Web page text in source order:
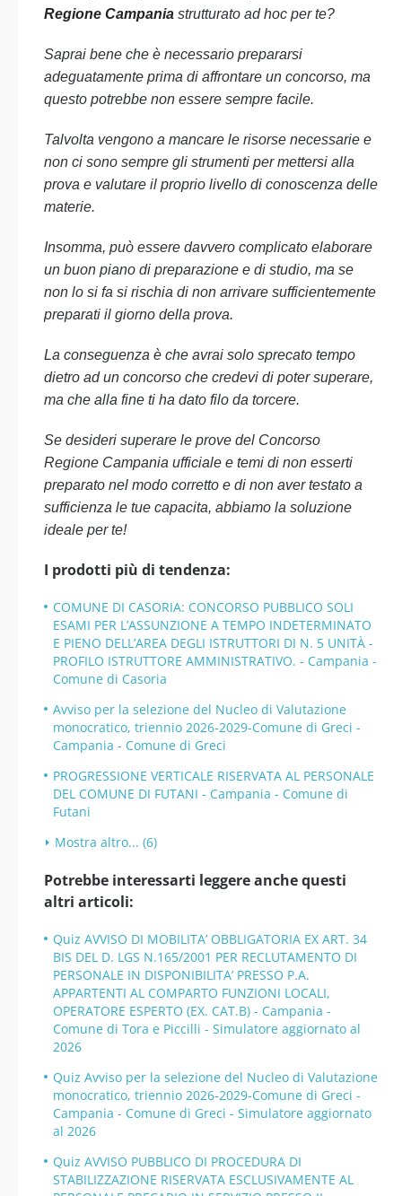
Regione Campania strutturato ad hoc per te?
Saprai bene che è necessario prepararsi
adeguatamente prima di affrontare un concorso, ma
questo potrebbe non essere sempre facile.
Talvolta vengono a mancare le risorse necessarie e
non ci sono sempre gli strumenti per mettersi alla
prova e valutare il proprio livello di conoscenza delle
materie.
Insomma, può essere davvero complicato elaborare
un buon piano di preparazione e di studio, ma se
non lo si fa si rischia di non arrivare sufficientemente
preparati il giorno della prova.
La conseguenza è che avrai solo sprecato tempo
dietro ad un concorso che credevi di poter superare,
ma che alla fine ti ha dato filo da torcere.
Se desideri superare le prove del Concorso
Regione Campania ufficiale e temi di non esserti
preparato nel modo corretto e di non aver testato a
sufficienza le tue capacita, abbiamo la soluzione
ideale per te!
I prodotti più di tendenza:
COMUNE DI CASORIA: CONCORSO PUBBLICO SOLI
ESAMI PER L’ASSUNZIONE A TEMPO INDETERMINATO
E PIENO DELL’AREA DEGLI ISTRUTTORI DI N. 5 UNITÀ -
PROFILO ISTRUTTORE AMMINISTRATIVO. - Campania -
Comune di Casoria
Avviso per la selezione del Nucleo di Valutazione
monocratico, triennio 2026-2029-Comune di Greci -
Campania - Comune di Greci
PROGRESSIONE VERTICALE RISERVATA AL PERSONALE
DEL COMUNE DI FUTANI - Campania - Comune di
Futani
Mostra altro... (6)
Potrebbe interessarti leggere anche questi
altri articoli:
Quiz AVVISO DI MOBILITA’ OBBLIGATORIA EX ART. 34
BIS DEL D. LGS N.165/2001 PER RECLUTAMENTO DI
PERSONALE IN DISPONIBILITA’ PRESSO P.A.
APPARTENTI AL COMPARTO FUNZIONI LOCALI,
OPERATORE ESPERTO (EX. CAT.B) - Campania -
Comune di Tora e Piccilli - Simulatore aggiornato al
2026
Quiz Avviso per la selezione del Nucleo di Valutazione
monocratico, triennio 2026-2029-Comune di Greci -
Campania - Comune di Greci - Simulatore aggiornato
al 2026
Quiz AVVISO PUBBLICO DI PROCEDURA DI
STABILIZZAZIONE RISERVATA ESCLUSIVAMENTE AL